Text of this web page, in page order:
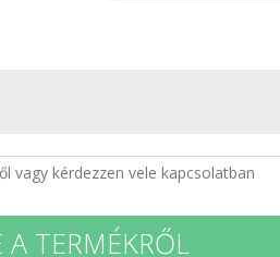
vagy kérdezzen vele kapcsolatban
TERMÉKRŐL